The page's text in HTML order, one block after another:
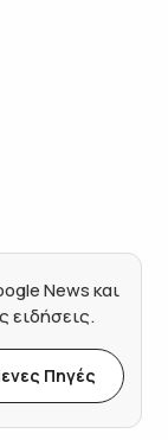
News και
ειδήσεις.
Πηγές